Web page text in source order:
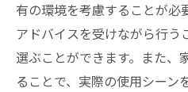
有の環境を考慮することが必
アドバイスを受けながら行う
選ぶことができます。また、
ることで、実際の使用シーン